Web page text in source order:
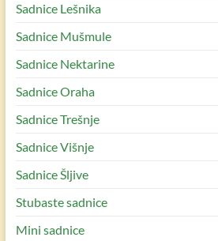
Sadnice Lešnika
Sadnice Mušmule
Sadnice Nektarine
Sadnice Oraha
Sadnice Trešnje
Sadnice Višnje
Sadnice Šljive
Stubaste sadnice
Mini sadnice